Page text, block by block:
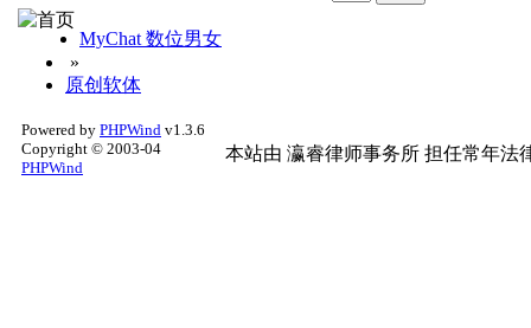
MyChat 数位男女
»
原创软体
Powered by PHPWind v1.3.6
Copyright © 2003-04
PHPWind
本站由 瀛睿律师事务所 担任常年法